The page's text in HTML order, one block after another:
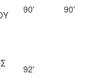
90' 90'
92'